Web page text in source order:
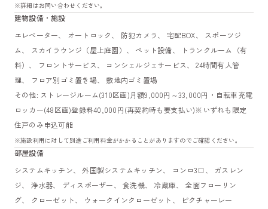
※詳細はお問い合わせください。
建物設備・施設
エレベーター、 オートロック、 防犯カメラ、 宅配BOX、 スポーツジ
ム、 スカイラウンジ（屋上庭園）、 ペット設備、 トランクルーム（有
料）、 フロントサービス、 コンシェルジェサービス、 24時間有人管
理、 フロア別ゴミ置き場、 敷地内ゴミ置場
その他: ストレージルーム(310区画)月額9,000円～33,000円・自転車充電
ロッカー(48区画)登録料40,000円(再契約時も要支払い)※いずれも限定
住戸のみ申込可能
※施設利用に対して別途ご利用料金がかかることがありますのでご確認ください。
部屋設備
システムキッチン、 外国製システムキッチン、 コンロ3口、 ガスレン
ジ、 浄水器、 ディスポーザー、 食洗機、 冷蔵庫、 全面フローリン
グ、 クローゼット、 ウォークインクローゼット、 ピクチャーレー